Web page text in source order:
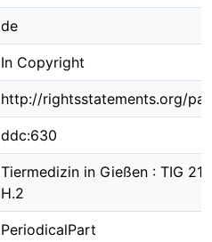
de
In Copyright
http://rightsstatements.org/
ddc:630
Tiermedizin in Gießen : TIG 21
H.2
PeriodicalPart